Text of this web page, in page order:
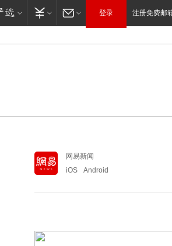
登录 注册免费邮
网易新闻
iOS
Android